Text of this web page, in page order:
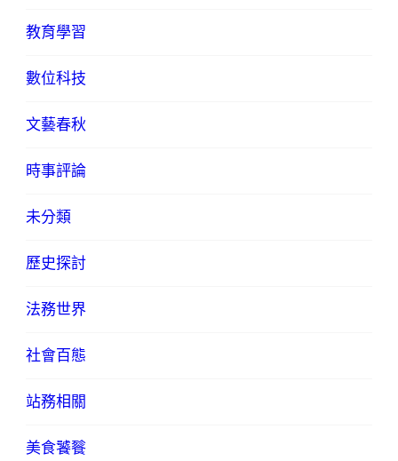
教育學習
數位科技
文藝春秋
時事評論
未分類
歷史探討
法務世界
社會百態
站務相關
美食饕餮